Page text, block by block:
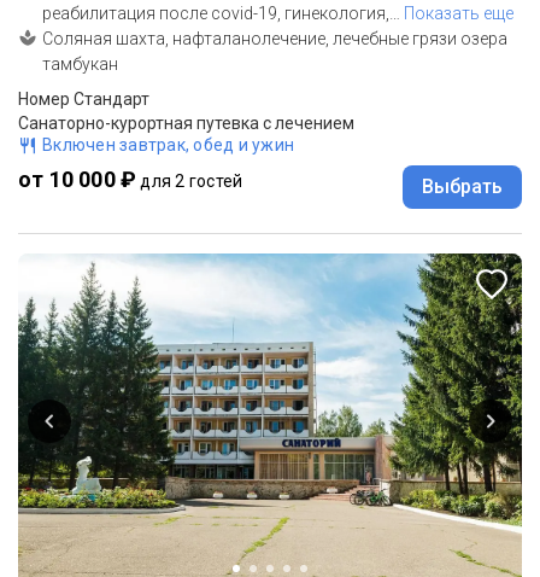
реабилитация после covid-19, гинекология,
Показать еще
Соляная шахта, нафталанолечение, лечебные грязи озера
тамбукан
Номер Стандарт
Санаторно-курортная путевка с лечением
Включен завтрак, обед и ужин
от 10 000 ₽ для 2 гостей Выбрать